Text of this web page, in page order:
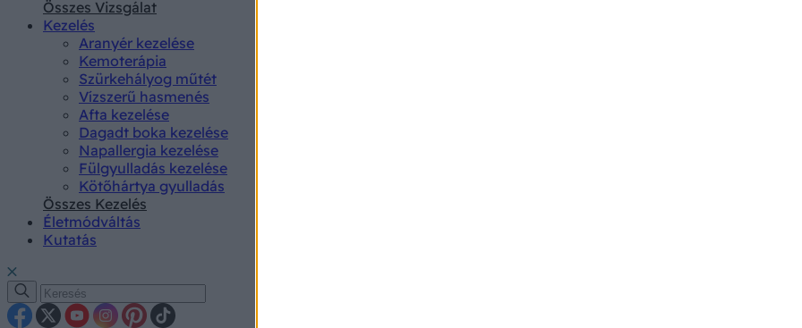
Összes Vizsgálat
Kezelés
Aranyér kezelése
Kemoterápia
Szürkehályog műtét
Vízszerű hasmenés
Afta kezelése
Dagadt boka kezelése
Napallergia kezelése
Fülgyulladás kezelése
Kötőhártya gyulladás
Összes Kezelés
Életmódváltás
Kutatás